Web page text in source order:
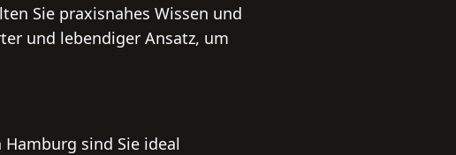
Sie praxisnahes Wissen und
und lebendiger Ansatz, um
sind Sie ideal